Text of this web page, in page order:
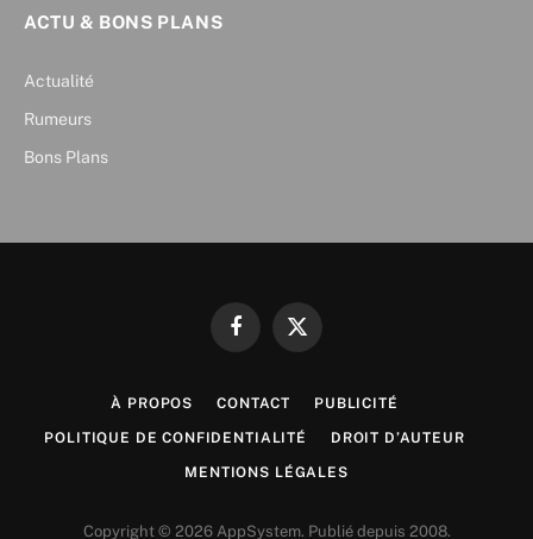
ACTU & BONS PLANS
Actualité
Rumeurs
Bons Plans
FacebookX
À PROPOS CONTACT PUBLICITÉ
POLITIQUE DE CONFIDENTIALITÉ DROIT D’AUTEUR
MENTIONS LÉGALES
Copyright © 2026 AppSystem. Publié depuis 2008.